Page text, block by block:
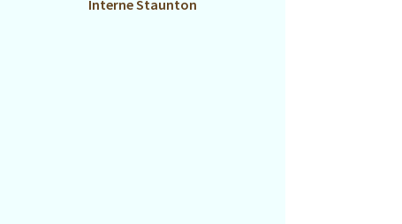
Interne Staunton